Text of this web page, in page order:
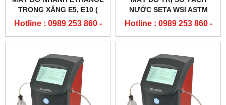
TRONG XĂNG E5, E10 (
SA7500)
Hotline : 0989 253 860 -
0904 84 02 08
NƯỚC SETA WSI ASTM
D8073
Hotline : 0989 253 860 -
0904 84 02 08